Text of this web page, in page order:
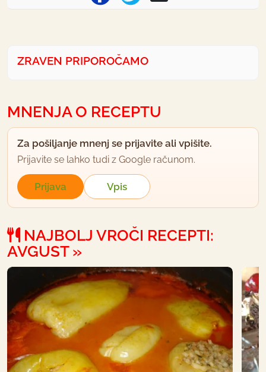
ZRAVEN PRIPOROČAMO
MNENJA O RECEPTU
Za pošiljanje mnenj se prijavite ali vpišite.
Prijavite se lahko tudi z Google računom.
Prijava Vpis
NAJBOLJ VROČI RECEPTI:
AVGUST